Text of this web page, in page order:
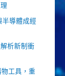
半導體成經
析新制衝
工具，重